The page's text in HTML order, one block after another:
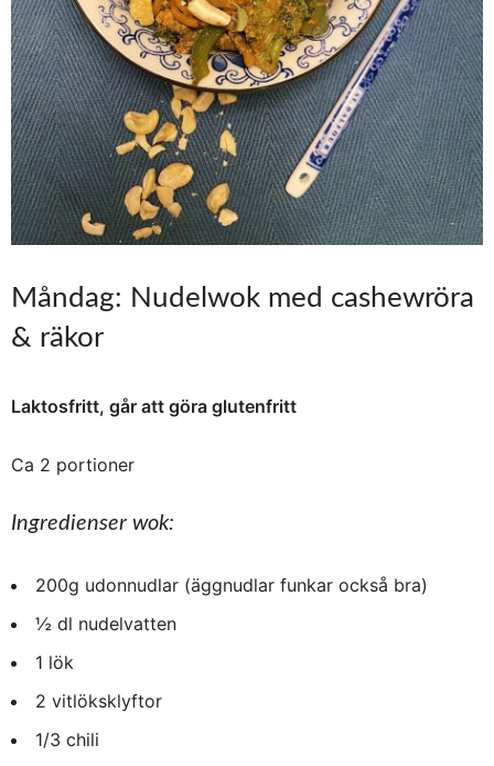
Måndag: Nudelwok med cashewröra
& räkor
Laktosfritt, går att göra glutenfritt
Ca 2 portioner
Ingredienser wok:
200g udonnudlar (äggnudlar funkar också bra)
½ dl nudelvatten
1 lök
2 vitlöksklyftor
1/3 chili